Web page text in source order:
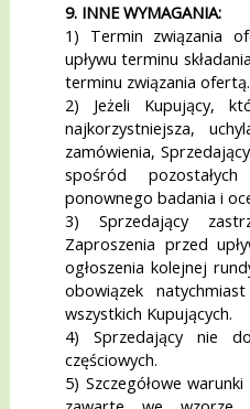
9. INNE WYMAGANIA:
1) Termin związania
upływu terminu
terminu związania ofertą.
2) Jeżeli Kupujący,
najkorzystniejsza,
zamówienia,
spośród
ponownego badania i
3) Sprzedający
Zaproszenia przed
ogłoszenia kolejnej
obowiązek
wszystkich Kupujących.
4) Sprzedający nie
częściowych.
5) Szczegółowe